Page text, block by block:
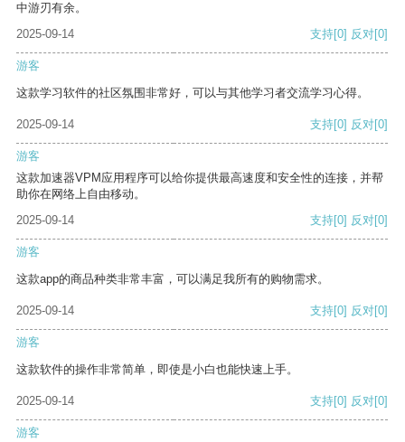
中游刃有余。
2025-09-14
支持[0] 反对[0]
游客
这款学习软件的社区氛围非常好，可以与其他学习者交流学习心得。
2025-09-14 支持[0] 反对[0]
游客
这款加速器VPM应用程序可以给你提供最高速度和安全性的连接，并帮
助你在网络上自由移动。
2025-09-14
支持[0] 反对[0]
游客
这款app的商品种类非常丰富，可以满足我所有的购物需求。
2025-09-14 支持[0] 反对[0]
游客
这款软件的操作非常简单，即使是小白也能快速上手。
2025-09-14 支持[0] 反对[0]
游客